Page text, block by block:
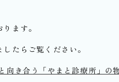
ます。
たらご覧ください。
向き合う「やまと診療所」